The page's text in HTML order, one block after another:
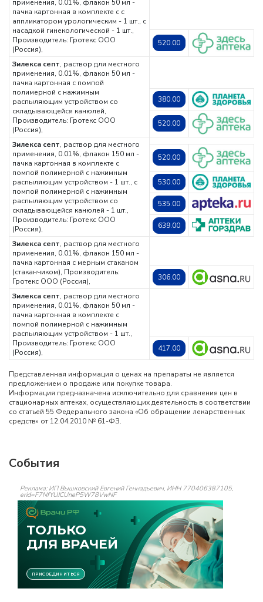
применения, 0.01%, флакон 50 мл -
пачка картонная в комплекте с с
аппликатором урологическим - 1 шт., с
насадкой гинекологической - 1 шт.,
Производитель: Гротекс ООО
(Россия),
520.00
Зилекса септ, раствор для местного
применения, 0.01%, флакон 50 мл -
пачка картонная с помпой
полимерной с нажимным
распыляющим устройством со
складывающейся канюлей,
Производитель: Гротекс ООО
(Россия),
380.00
520.00
Зилекса септ, раствор для местного
применения, 0.01%, флакон 150 мл -
пачка картонная в комплекте с
помпой полимерной с нажимным
распыляющим устройством - 1 шт., с
помпой полимерной с нажимным
распыляющим устройством со
складывающейся канюлей - 1 шт.,
Производитель: Гротекс ООО
(Россия),
520.00
530.00
535.00
639.00
Зилекса септ, раствор для местного
применения, 0.01%, флакон 150 мл -
пачка картонная с мерным стаканом
(стаканчиком), Производитель:
Гротекс ООО (Россия),
306.00
Зилекса септ, раствор для местного
применения, 0.01%, флакон 50 мл -
пачка картонная в комплекте с
помпой полимерной с нажимным
распыляющим устройством - 1 шт.,
Производитель: Гротекс ООО
(Россия),
417.00
Представленная информация о ценах на препараты не является
предложением о продаже или покупке товара.
Информация предназначена исключительно для сравнения цен в
стационарных аптеках, осуществляющих деятельность в соответствии
со статьей 55 Федерального закона «Об обращении лекарственных
средств» от 12.04.2010 № 61-ФЗ.
События
Реклама: ИП Вышковский Евгений Геннадьевич, ИНН 770406387105,
erid=F7NfYUJCUneP5W78VwNF